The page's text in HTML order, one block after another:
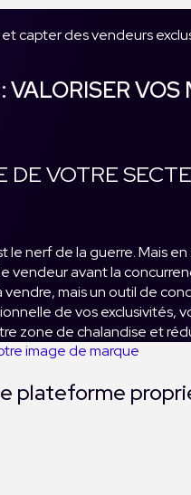
capter des vendeurs
VALORISER
DE VOTRE
le nerf de la guerre. Mais
vendeur avant la
vendre, mais un outil de
de vos
zone de chalandise et
image de marque
plateforme